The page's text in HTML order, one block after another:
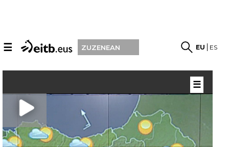
☰ ZUZENEAN EU ES
☰